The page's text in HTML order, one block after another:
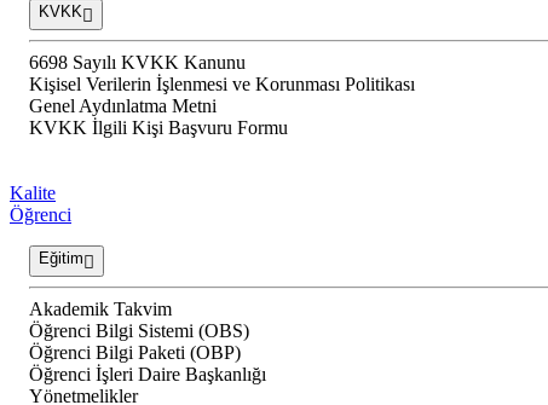
KVKK
6698 Sayılı KVKK Kanunu
Kişisel Verilerin İşlenmesi ve Korunması Politikası
Genel Aydınlatma Metni
KVKK İlgili Kişi Başvuru Formu
Kalite
Öğrenci
Eğitim
Akademik Takvim
Öğrenci Bilgi Sistemi (OBS)
Öğrenci Bilgi Paketi (OBP)
Öğrenci İşleri Daire Başkanlığı
Yönetmelikler